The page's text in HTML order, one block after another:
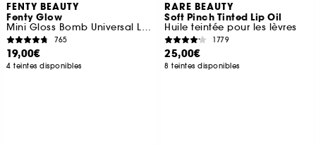
FENTY BEAUTY
Fenty Glow
Mini Gloss Bomb Universal Lip Luminizer
765
19,00€
4 teintes disponibles
RARE BEAUTY
Soft Pinch Tinted Lip Oil
Huile teintée pour les lèvres
1779
25,00€
8 teintes disponibles